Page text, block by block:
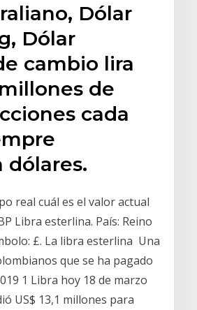
Dólar
Dólar
cambio lira
de
cada
dólares.
real cuál es el valor actual
Libra esterlina. País: Reino
£. La libra esterlina Una
que se ha pagado
1 Libra hoy 18 de marzo
US$ 13,1 millones para